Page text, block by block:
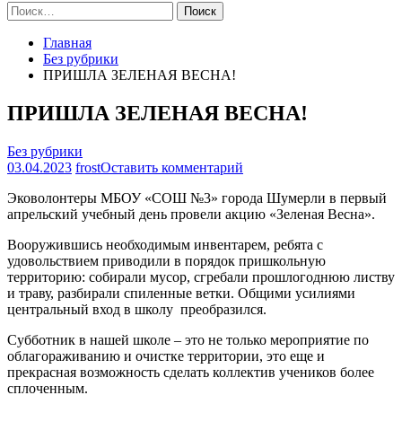
Найти:
Главная
Без рубрики
ПРИШЛА ЗЕЛЕНАЯ ВЕСНА!
ПРИШЛА ЗЕЛЕНАЯ ВЕСНА!
Без рубрики
03.04.2023 frostОставить комментарий
ЗЕЛЕНАЯ
ВЕСНА!
Эковолонтеры МБОУ «СОШ №3» города Шумерли в первый
апрельский учебный день провели акцию «Зеленая Весна».
Вооружившись необходимым инвентарем, ребята с
удовольствием приводили в порядок пришкольную
территорию: собирали мусор, сгребали прошлогоднюю листву
и траву, разбирали спиленные ветки. Общими усилиями
центральный вход в школу преобразился.
Субботник в нашей школе – это не только мероприятие по
облагораживанию и очистке территории, это еще и
прекрасная возможность сделать коллектив учеников более
сплоченным.